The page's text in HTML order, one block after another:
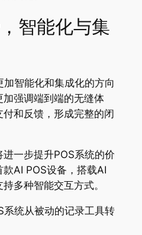
智能化与集
智能化和集成化的方向
强调端到端的无缝体
和反馈，形成完整的闭
一步提升POS系统的价
AI POS设备，搭载AI
持多种智能交互方式。
系统从被动的记录工具转